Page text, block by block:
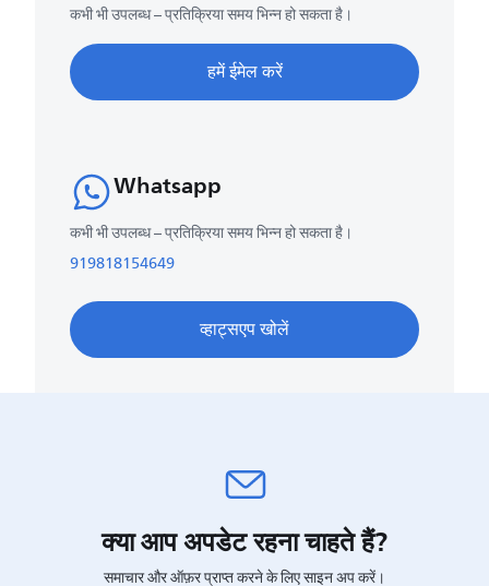
कभी भी उपलब्ध – प्रतिक्रिया समय भिन्न हो सकता है।
हमें ईमेल करें
Whatsapp
कभी भी उपलब्ध – प्रतिक्रिया समय भिन्न हो सकता है।
919818154649
व्हाट्सएप खोलें
क्या आप अपडेट रहना चाहते हैं?
समाचार और ऑफ़र प्राप्त करने के लिए साइन अप करें।